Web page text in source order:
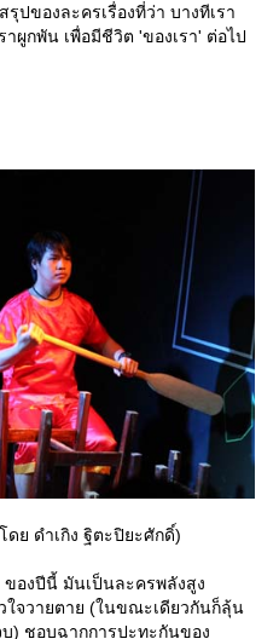
ปของละครเรื่องที่ว่า บางทีเรา
ผูกพัน เพื่อมีชีวิต 'ของเรา' ต่อไป
ดย ดำเกิง ฐิตะปิยะศักดิ์)
ของปีนี้ มันเป็นละครพลังสูง
ใจวายตาย (ในขณะเดียวกันก็ลุ้น
) ชอบฉากการปะทะกันของ